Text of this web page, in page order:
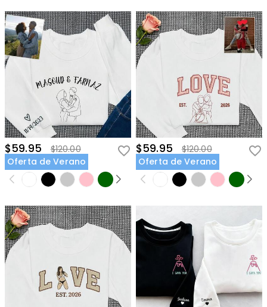
$59.95
$120.00
Oferta de Verano
$59.95
$120.00
Oferta de Verano